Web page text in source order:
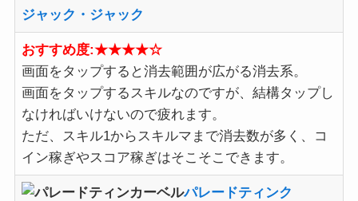
ジャック・ジャック
おすすめ度:★★★★☆
画面をタップすると消去範囲が広がる消去系。
画面をタップするスキルなのですが、結構タップし
なければいけないので疲れます。
ただ、スキル1からスキルマまで消去数が多く、コ
イン稼ぎやスコア稼ぎはそこそこできます。
パレードティンク